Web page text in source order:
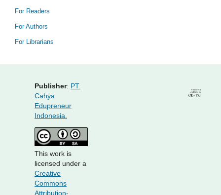
For Readers
For Authors
For Librarians
Publisher: PT.
Cahya
Edupreneur
Indonesia.
This work is
licensed under a
Creative
Commons
Attribution-